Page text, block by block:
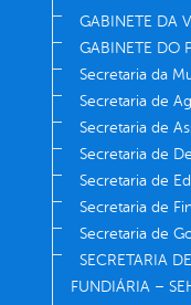
GABINETE DA
GABINETE DO
Secretaria da
Secretaria de
Secretaria de
Secretaria de
Secretaria de
Secretaria de
Secretaria de
SECRETARIA
FUNDIÁRIA –